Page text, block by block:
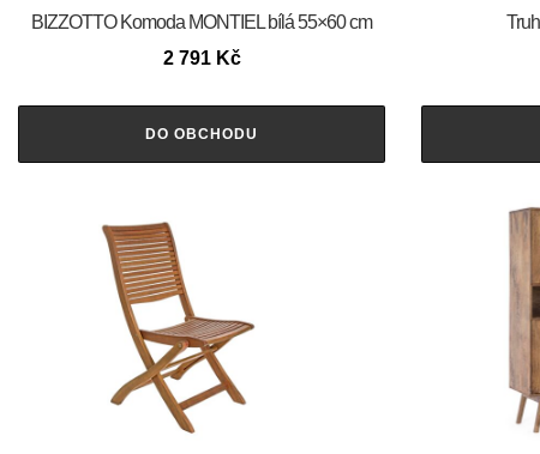
BIZZOTTO Komoda MONTIEL bílá 55×60 cm
2 791 Kč
DO OBCHODU